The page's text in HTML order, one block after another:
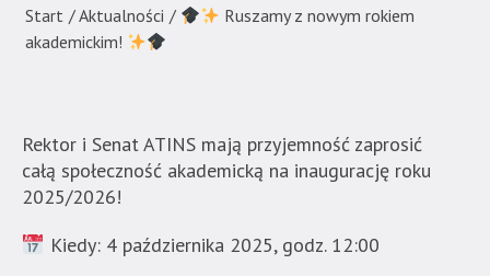
nowym
Akademia
Informatyczna
Start /Aktualności /
Ruszamy z nowym rokiem
akademickim!
Rektor i Senat ATINS mają przyjemność zaprosić
całą społeczność akademicką na inaugurację roku
2025/2026!
Kiedy: 4 października 2025, godz. 12:00